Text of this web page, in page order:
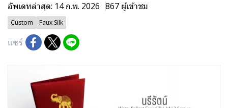
อัพเดทล่าสุด: 14 ก.พ. 2026 867 ผู้เข้าชม
Custom Faux Silk
แชร์